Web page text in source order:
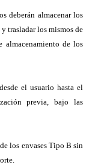
deberán almacenar los
trasladar los mismos de
de los
el usuario hasta el
previa, bajo las
los envases Tipo B sin